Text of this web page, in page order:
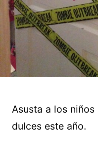
Asusta a los
dulces este año.